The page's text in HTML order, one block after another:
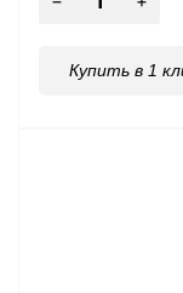
Купить в 1